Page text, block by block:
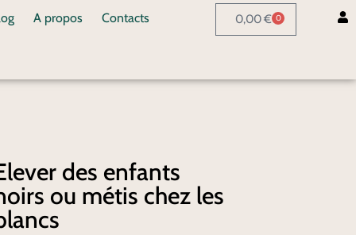
A propos Contacts 0,00€ 0
des enfants
ou métis chez les